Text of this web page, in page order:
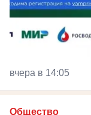
вчера в 14:05
Общество